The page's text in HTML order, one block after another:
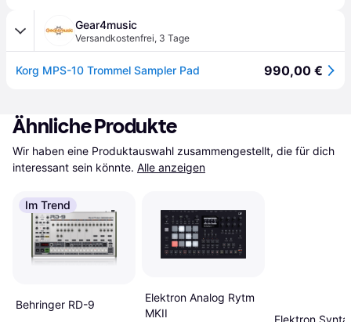
Gear4music
Versandkostenfrei, 3 Tage
Korg MPS-10 Trommel Sampler Pad 990,00 €
Ähnliche Produkte
Wir haben eine Produktauswahl zusammengestellt, die für dich
interessant sein könnte. Alle anzeigen
Im Trend
Behringer RD-9
Elektron Analog Rytm
MKII
Elektron